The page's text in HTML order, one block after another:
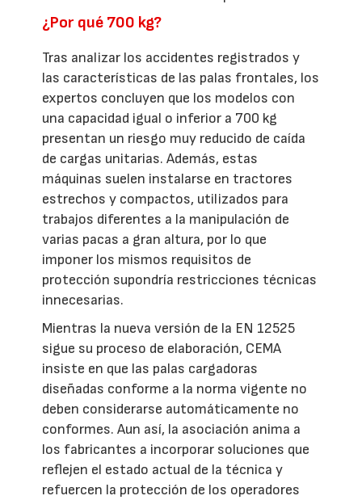
¿Por qué 700 kg?
Tras analizar los accidentes registrados y
las características de las palas frontales, los
expertos concluyen que los modelos con
una capacidad igual o inferior a 700 kg
presentan un riesgo muy reducido de caída
de cargas unitarias. Además, estas
máquinas suelen instalarse en tractores
estrechos y compactos, utilizados para
trabajos diferentes a la manipulación de
varias pacas a gran altura, por lo que
imponer los mismos requisitos de
protección supondría restricciones técnicas
innecesarias.
Mientras la nueva versión de la EN 12525
sigue su proceso de elaboración, CEMA
insiste en que las palas cargadoras
diseñadas conforme a la norma vigente no
deben considerarse automáticamente no
conformes. Aun así, la asociación anima a
los fabricantes a incorporar soluciones que
reflejen el estado actual de la técnica y
refuercen la protección de los operadores